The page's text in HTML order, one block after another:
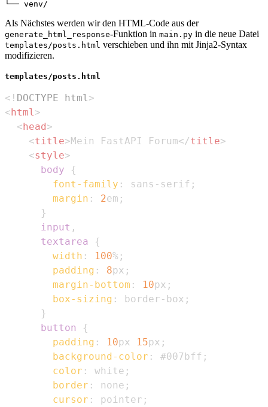
Als Nächstes werden wir den HTML-Code aus der
generate_html_response-Funktion in main.py in die neue Datei
templates/posts.html verschieben und ihn mit Jinja2-Syntax
modifizieren.
templates/posts.html
<! DOCTYPE html>
<html>
<head>
<title>Mein FastAPI Forum</title>
<style>
body
{
font-family : sans-serif ;
margin : 2em ;
}
input ,
      textarea
{
width : 100% ;
padding : 8px ;
margin-bottom : 10px ;
box-sizing : border-box ;
}
button
{
padding : 10px 15px ;
background-color : #007bff ;
color : white ;
border : none ;
cursor : pointer ;